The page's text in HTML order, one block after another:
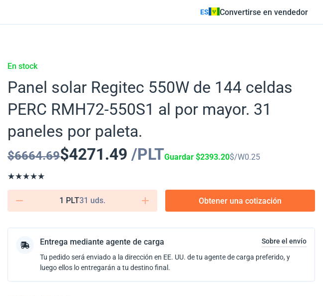
ES Convertirse en vendedor
En stock
Panel solar Regitec 550W de 144 celdas
PERC RMH72-550S1 al por mayor. 31
paneles por paleta.
$6664.69$4271.49 /PLTGuardar $2393.20$/W0.25
1 PLT31 uds. Obtener una cotización
Entrega mediante agente de carga
Sobre el envío
Tu pedido será enviado a la dirección en EE. UU. de tu agente de carga preferido, y
luego ellos lo entregarán a tu destino final.